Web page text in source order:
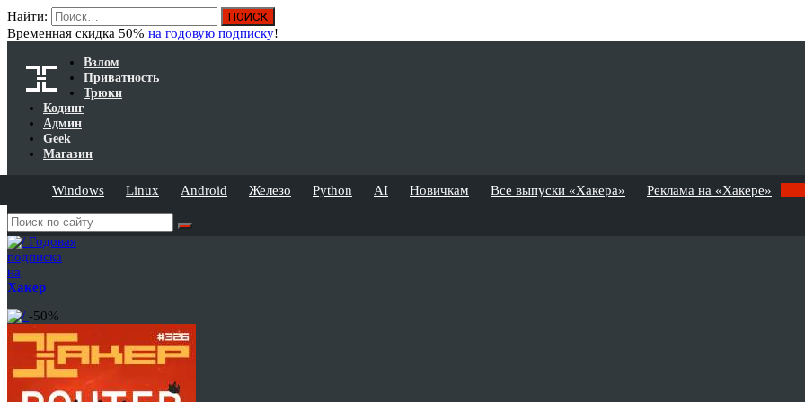
Найти:
Временная скидка 50% на годовую подписку!
Взлом
Приватность
Трюки
Кодинг
Админ
Geek
Магазин
Windows Linux Android Железо Python AI Новичкам Все выпуски «Хакера» Реклама на «Хакере»
Годовая
подписка
на
Хакер
-50%